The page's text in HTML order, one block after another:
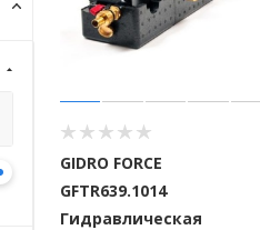
GIDRO FORCE
GFTR639.1014
Гидравлическая